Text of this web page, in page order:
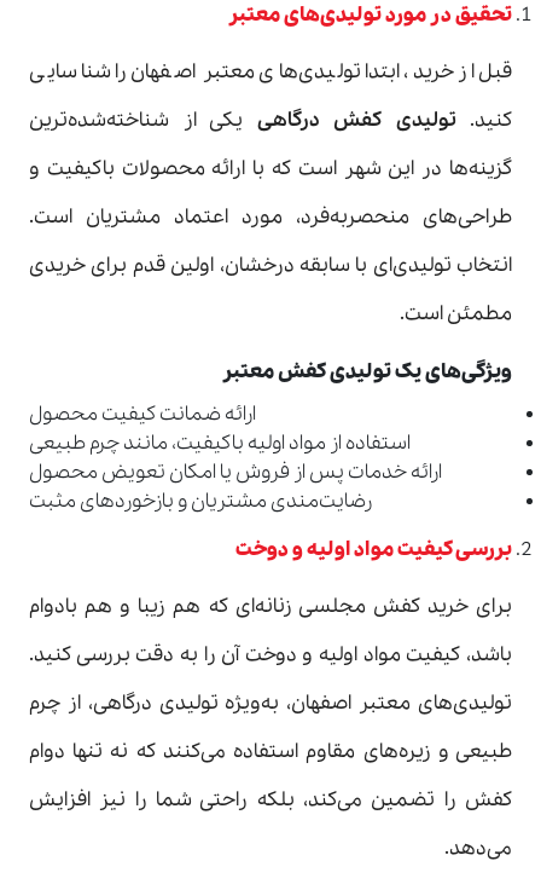
تحقیق در مورد تولیدی‌های معتبر
قبل از خرید، ابتدا تولیدی‌های معتبر اصفهان را شناسایی
کنید.تولیدی کفش درگاهی یکی از شناخته‌شده‌ترین
گزینه‌ها در این شهر است که با ارائه محصولات باکیفیت و
طراحی‌های منحصربه‌فرد، مورد اعتماد مشتریان است.
انتخاب تولیدی‌ای با سابقه درخشان، اولین قدم برای خریدی
مطمئن است.
ویژگی‌های یک تولیدی کفش معتبر
ارائه ضمانت کیفیت محصول
استفاده از مواد اولیه باکیفیت، مانند چرم طبیعی
ارائه خدمات پس از فروش یا امکان تعویض محصول
رضایت‌مندی مشتریان و بازخوردهای مثبت
بررسی کیفیت مواد اولیه و دوخت
برای خرید کفش مجلسی زنانه‌ای که هم زیبا و هم بادوام
باشد، کیفیت مواد اولیه و دوخت آن را به دقت بررسی کنید.
تولیدی‌های معتبر اصفهان، به‌ویژه تولیدی درگاهی، از چرم
طبیعی و زیره‌های مقاوم استفاده می‌کنند که نه تنها دوام
کفش را تضمین می‌کند، بلکه راحتی شما را نیز افزایش
می‌دهد.